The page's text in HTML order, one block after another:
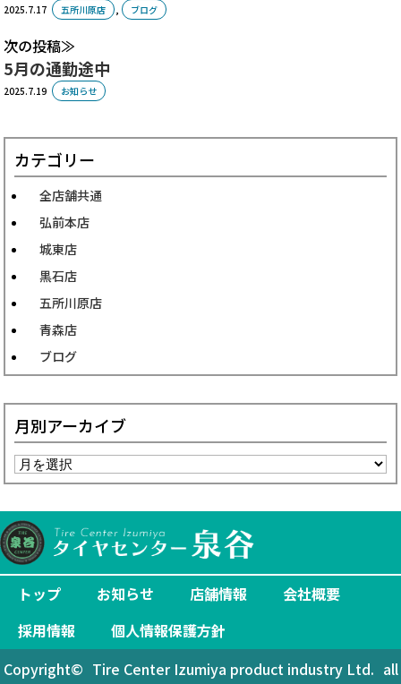
2025.7.17 五所川原店 , ブログ
次の投稿
5月の通勤途中
2025.7.19 お知らせ
カテゴリー
全店舗共通
弘前本店
城東店
黒石店
五所川原店
青森店
ブログ
月別アーカイブ
トップ お知らせ 店舗情報
会社概要
採用情報
個人情報保護方針
Copyright© Tire Center Izumiya product industry Ltd. all